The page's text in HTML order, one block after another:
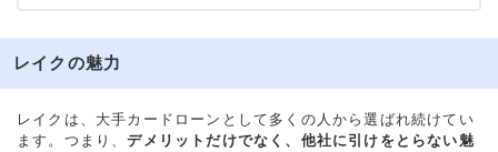
レイクの魅力
レイクは、大手カードローンとして多くの人から選ばれ続けてい
ます。つまり、デメリットだけでなく、他社に引けをとらない魅